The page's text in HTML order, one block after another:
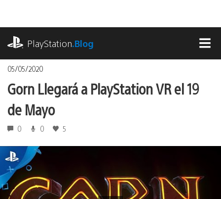
contenido
PlayStation.Blog
05/05/2020
Gorn Llegará a PlayStation VR el 19
de Mayo
0 0 5